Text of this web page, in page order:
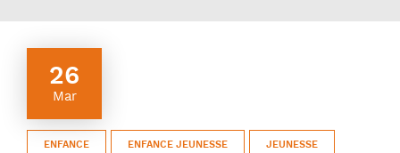
26
Mar
ENFANCE ENFANCE JEUNESSE JEUNESSE